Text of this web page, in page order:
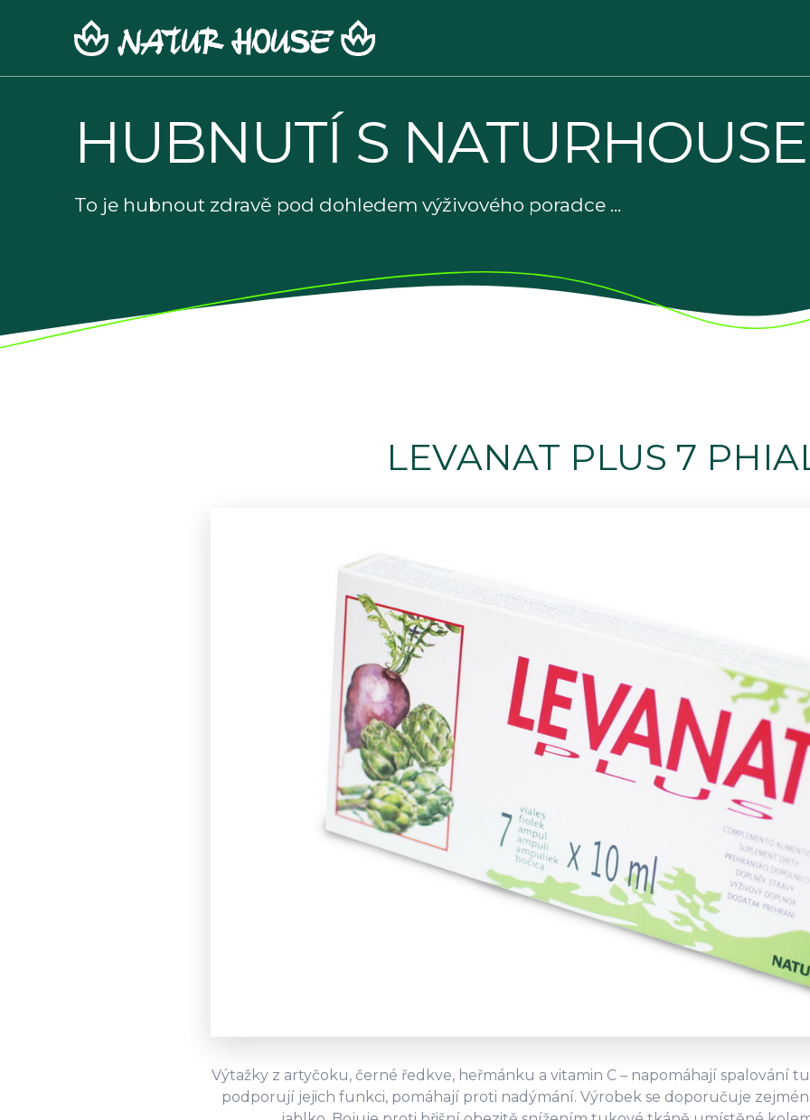
HUBNUTÍ S NATURHOUSE
To je hubnout zdravě pod dohledem výživového poradce ...
LEVANAT PLUS 7
Výtažky z artyčoku, černé ředkve, heřmánku a vitamin C – napomáhají spalování
podporují jejich funkci, pomáhají proti nadýmání. Výrobek se doporučuje